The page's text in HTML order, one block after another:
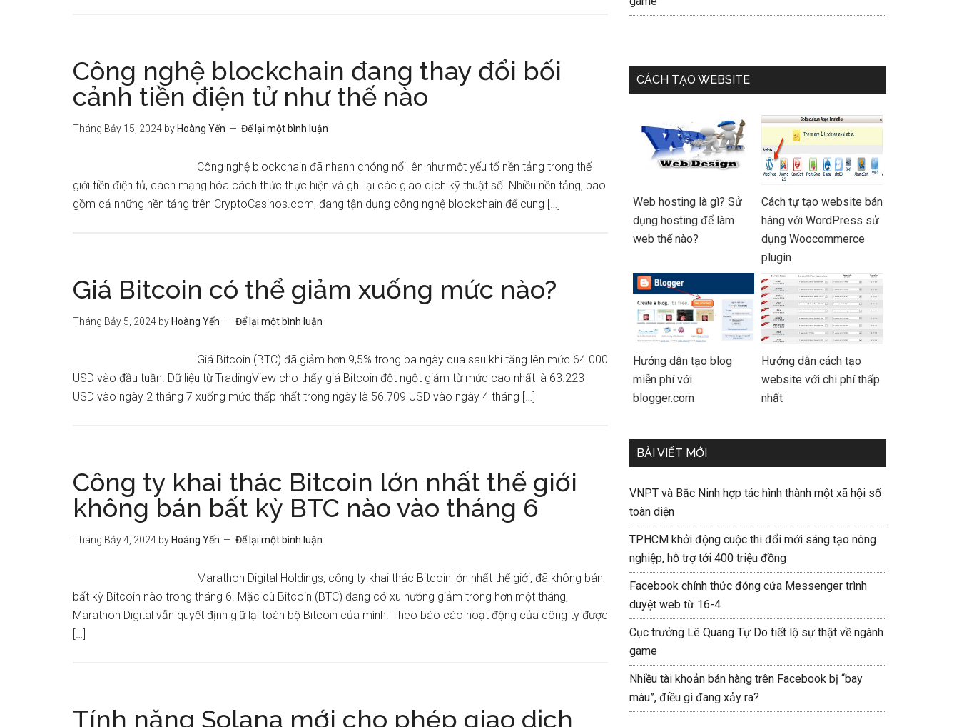
Công nghệ blockchain đang thay đổi bối
cảnh tiền điện tử như thế nào
Tháng Bảy 15, 2024 by Hoàng Yến Để lại một bình luận
Công nghệ blockchain đã nhanh chóng nổi lên như một yếu tố nền tảng trong thế
giới tiền điện tử, cách mạng hóa cách thức thực hiện và ghi lại các giao dịch kỹ thuật số. Nhiều nền tảng, bao
gồm cả những nền tảng trên CryptoCasinos.com, đang tận dụng công nghệ blockchain để cung […]
Giá Bitcoin có thể giảm xuống mức nào?
Tháng Bảy 5, 2024 by Hoàng Yến Để lại một bình luận
Giá Bitcoin (BTC) đã giảm hơn 9,5% trong ba ngày qua sau khi tăng lên mức 64.000
USD vào đầu tuần. Dữ liệu từ TradingView cho thấy giá Bitcoin đột ngột giảm từ mức cao nhất là 63.223
USD vào ngày 2 tháng 7 xuống mức thấp nhất trong ngày là 56.709 USD vào ngày 4 tháng […]
Công ty khai thác Bitcoin lớn nhất thế giới
không bán bất kỳ BTC nào vào tháng 6
Tháng Bảy 4, 2024 by Hoàng Yến Để lại một bình luận
Marathon Digital Holdings, công ty khai thác Bitcoin lớn nhất thế giới, đã không bán
bất kỳ Bitcoin nào trong tháng 6. Mặc dù Bitcoin (BTC) đang có xu hướng giảm trong hơn một tháng,
Marathon Digital vẫn quyết định giữ lại toàn bộ Bitcoin của mình. Theo báo cáo hoạt động của công ty được
[…]
Tính năng Solana mới cho phép giao dịch
CÁCH TẠO WEBSITE
Web hosting là gì? Sử
dụng hosting để làm
web thế nào?
Cách tự tạo website bán
hàng với WordPress sử
dụng Woocommerce
plugin
Hướng dẫn tạo blog
miễn phí với
blogger.com
Hướng dẫn cách tạo
website với chi phí thấp
nhất
BÀI VIẾT MỚI
VNPT và Bắc Ninh hợp tác hình thành một xã hội số
toàn diện
TPHCM khởi động cuộc thi đổi mới sáng tạo nông
nghiệp, hỗ trợ tới 400 triệu đồng
Facebook chính thức đóng cửa Messenger trình
duyệt web từ 16-4
Cục trưởng Lê Quang Tự Do tiết lộ sự thật về ngành
game
Nhiều tài khoản bán hàng trên Facebook bị “bay
màu”, điều gì đang xảy ra?